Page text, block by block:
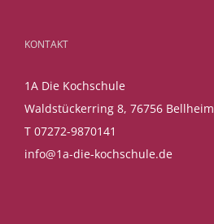
KONTAKT
1A Die Kochschule
Waldstückerring 8, 76756 Bellheim
T 07272-9870141
info@1a-die-kochschule.de